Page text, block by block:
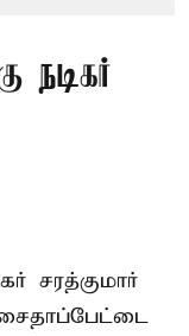
நடிகர்
சரத்குமார்